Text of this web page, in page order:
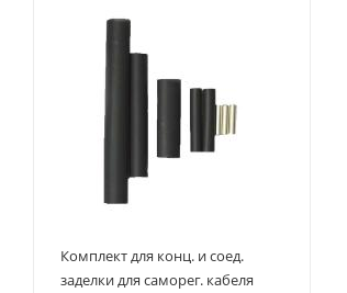
Комплект для конц. и соед.
заделки для саморег. кабеля